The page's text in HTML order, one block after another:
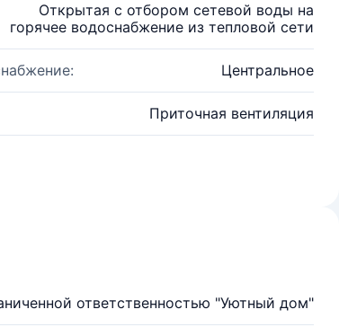
Открытая с отбором сетевой воды на
горячее водоснабжение из тепловой сети
Центральное
Приточная вентиляция
ответственностью "Уютный дом"